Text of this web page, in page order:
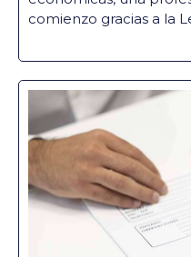
comienzo gracias a la